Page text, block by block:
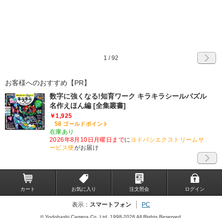
1 /92
お客様へのおすすめ【PR】
数字に強くなる!知育ワーク キラキラシールパズル
名作えほん編 [全集叢書]
￥1,925
58 ゴールドポイント
在庫あり
2026年8月10日月曜日までにヨドバシエクストリームサ
ービス便がお届け
カート お気に入り 注文照会 ログイン
表示： スマートフォン PC
© Yodobashi Camera Co.,Ltd. 1998-2026 All Rights Reserved.